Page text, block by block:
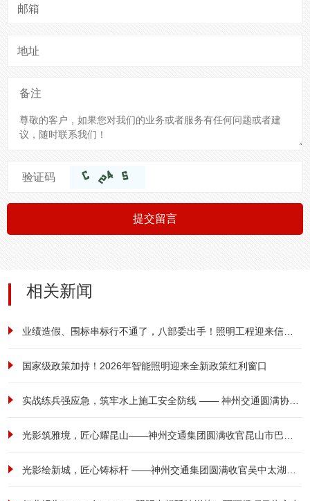
邮箱
地址
备注
验证码
提交留言
相关新闻
国家级政策加持！2026年智能照明迎来全新政策红利窗口